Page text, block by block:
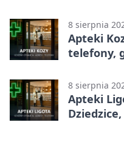
8 sierpnia
Apteki
telefony,
8 sierpnia
Apteki